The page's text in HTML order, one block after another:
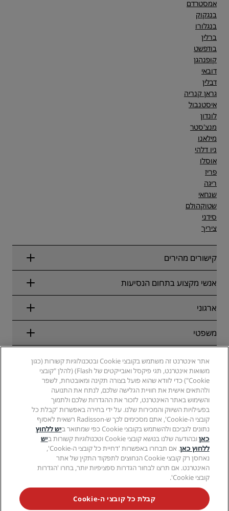
אמסטרדם
בנגקוק
בנגלורו
ברלין
בודפשט
קופנהגן
דובאי
דבלין
גראן קנריה
איסטנבול
לונדון
מנצ'סטר
מילאנו
ניו דלהי
אוסלו
פריז
ריגה
שנחאי
שטוקהולם
סידני
ציריך
קישורים מהירים
Radisson Rewards
יעדים
Radisson Hotels APP
מלונות מאושרים לספורט
מלונות ידידותיים למשפחות
בריאות ובטיחות
אנשי מקצוע בתחום הנסיעות
שותפים
ארגוני
Radisson Hotel Group
קריירות ב-PPHE
קריירות ב-EHL
The Club by RHG
הזדמנויות פיתוח
עסק אחראי
רכש
משפטי
הודעה משפטית
תנאים והתניות של Radisson Rewards
הסכם שימוש באתר
נגישות דיגיטלית
הצהרת עבדות מודרנית
עזרה
התראות לצרכנים
איש קשר
שאלות נפוצות
מפת אתר
מדיה חברתית
מותגים של Radisson Hotels
לעולם אל תחמיצו את המבצעים הפופולריים ביותר שלנו
אתר אינטרנט זה משתמש בקובצי Cookie ובטכנולוגיות קשורות (כגון
משואות אינטרנט, תגי פיקסל ואובייקטים של Flash) (להלן "קובצי
Cookie") כדי לוודא שהוא פועל בצורה תקינה ומאובטחת, לשפר
ולהתאים אישית את חוויית הגלישה שלכם, לנתח את התנועה
והשימוש באתר האינטרנט, לזכור את ההגדרות שלכם ולתמוך
בפעילויות השיווק והמכירות שלנו. על ידי בחירה באפשרות 'קבלת כל
קובצי ה-Cookie', אתם מסכימים לכך ש-Radisson רשאית לאסוף
נתונים לגביכם ולהשתמש בקובצי Cookie כפי שמתואר ב
יש ללחוץ
כאןובהודעה שלנו בנושא קובצי Cookie וטכנולוגיות קשורות ב
יש
ללחוץ כאן
. אם תבחרו באפשרות 'דחיית כל קובצי ה-Cookie',
נאחסן רק קובצי Cookie הנחוצים לתפקוד התקין של אתר
האינטרנט. אם תרצו לבחור הגדרות ספציפיות יותר, בחרו 'הגדרות
קובצי Cookie'.
קבלת כל קובצי ה-Cookie